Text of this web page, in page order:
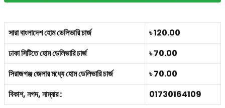
সারা বাংলাদেশ হোম ডেলিভারি চার্জ
৳ 120.00
ঢাকা সিটিতে হোম ডেলিভারি চার্জ
৳ 70.00
সিরাজগঞ্জ জেলার মধ্যে হোম ডেলিভারি চার্জ
৳ 70.00
বিকাশ, নগদ, নাম্বার :
01730164109